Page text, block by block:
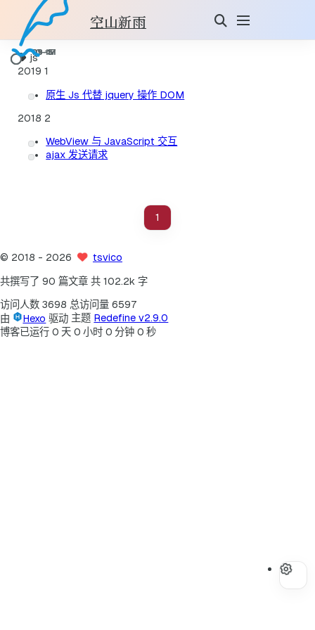
空山新雨
js
2019 1
原生 Js 代替 jquery 操作 DOM
2018 2
WebView 与 JavaScript 交互
ajax 发送请求
1
© 2018 - 2026 tsvico
共撰写了 90 篇文章 共 102.2k 字
访问人数 3698 总访问量 6597
由
Hexo 驱动 主题 Redefine v2.9.0
博客已运行 0 天 0 小时 0 分钟 0 秒